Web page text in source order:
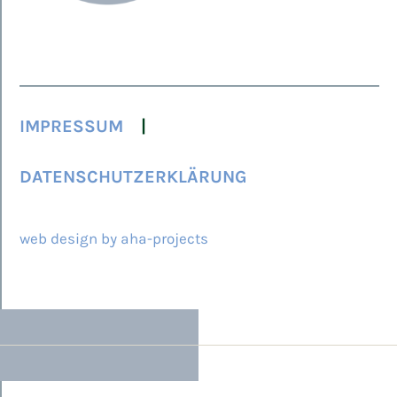
IMPRESSUM
DATENSCHUTZERKLÄRUNG
web design by aha-projects